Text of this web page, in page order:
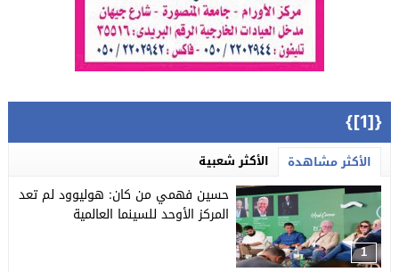
{[1]}
الأكثر مشاهدة الأكثر شعبية
1
حسين فهمي من كان: هوليوود لم تعد
المركز الأوحد للسينما العالمية